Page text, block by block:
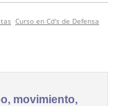
Curso en Cd's de Defensa
movimiento,